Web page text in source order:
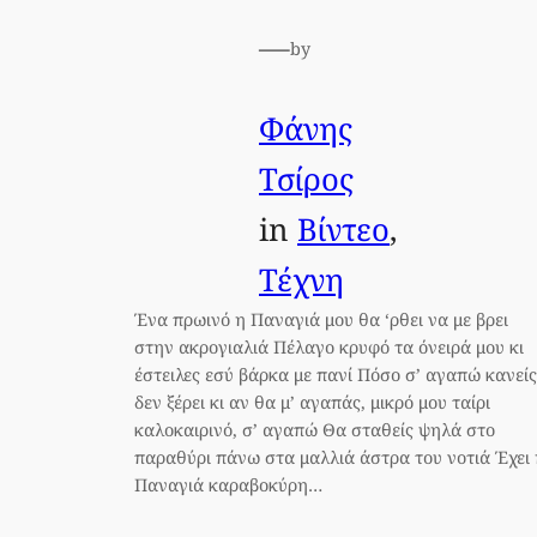
—by
Φάνης
Τσίρος
in Βίντεο
Τέχνη
Ένα πρωινό η Παναγιά μου θα ‘ρθει να με βρει
στην ακρογιαλιά Πέλαγο κρυφό τα όνειρά μου κι
έστειλες εσύ βάρκα με πανί Πόσο σ’ αγαπώ κανείς
δεν ξέρει κι αν θα μ’ αγαπάς, μικρό μου ταίρι
καλοκαιρινό, σ’ αγαπώ Θα σταθείς ψηλά στο
παραθύρι πάνω στα μαλλιά άστρα του νοτιά Έχει
Παναγιά καραβοκύρη…